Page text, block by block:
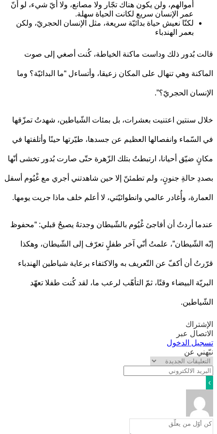
أموالهم، ولن يكون هناك تجّار ولا مصانع، ولا أيّ شيء، لو أنّ
عمر الإنسان سريع لكانت الحياة سهلة.
لكنّا نعيش حياة بدائيّة سريعة، مثل الإنسان الحجريّ، ولكن
بعمر الهندباء
بُدور ذلك وداست ماكنة الخياطة، كُنت أصغي إلى صوت
وهي تنهال على المكان زعيقا، وأتساءل “ما البدائيّة؟ وما
الحجريّ؟”.
سنتين اعتنيت بعشرات، بل بمئات الشّياطين، شهدتُ تمزّقها
وانفصالها العظيم عن جسدها، طيّرتها حينًا وأتلفتها في
ضيّق أحيانا، ارتبطتُ بتلك الزّهرة حتّى صارت بُدور تخشى أنّها
حالةِ جنونٍ، ولم تطمئنّ إلا حين شاهدتني أجري مع غْيُوم أسفل
وأُغادر عالمي وانطوائيّتي، لا أعلم خلف ماذا جريت يومها.
أردتُ أن أفاجئ غْيُوم بالشّيطان وجدتهُ يصيحُ قبلي: “محفوظ
الشّيطان”، علمتُ أنّي آخر طفلٍ تعرّف إلى الشّيطان، وهكذا
أن أكفّ عن التّعريف به والاكتفاء برعاية شياطين الهندباء
البيضاء وقتًا، ثمّ التأهّب لرعب ما، لقد كُنت طفلا تعهّد
عبر
الدخول
عن